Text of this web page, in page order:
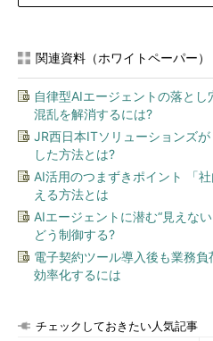
関連資料（ホワイトペーパー）
自律型AIエージェントの落と
混乱を解消するには?
JR西日本ITソリューションズ
した方法とは?
AI活用のつまずきポイント 「
える方法とは
AIエージェントに潜む“見えな
どう制御する?
電子契約ツール導入後も業務
効率化するには
チェックしておきたい人気記事